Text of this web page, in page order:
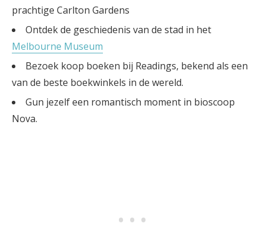
prachtige Carlton Gardens
Ontdek de geschiedenis van de stad in het
Melbourne Museum
Bezoek koop boeken bij Readings, bekend als een
van de beste boekwinkels in de wereld.
Gun jezelf een romantisch moment in bioscoop
Nova.